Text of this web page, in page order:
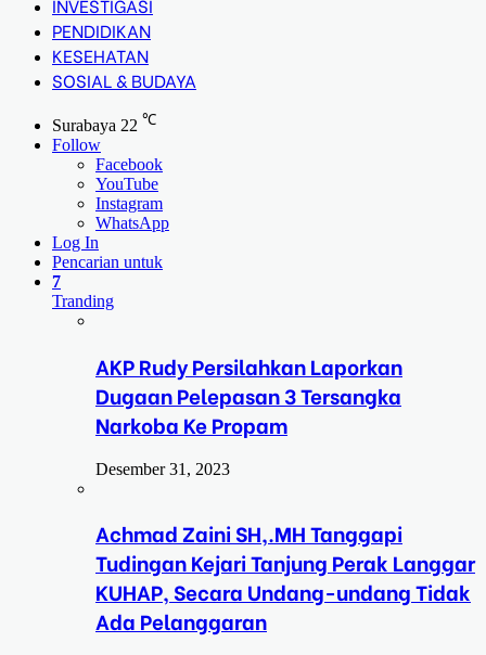
PENDIDIKAN
KESEHATAN
SOSIAL & BUDAYA
Surabaya 22 ℃
Follow
Facebook
YouTube
Instagram
WhatsApp
Log In
Pencarian untuk
7
Tranding
AKP Rudy Persilahkan Laporkan
Dugaan Pelepasan 3 Tersangka
Narkoba Ke Propam
Desember 31, 2023
Achmad Zaini SH,.MH Tanggapi
Tudingan Kejari Tanjung Perak Langgar
KUHAP, Secara Undang-undang Tidak
Ada Pelanggaran